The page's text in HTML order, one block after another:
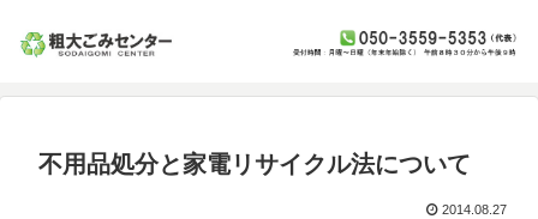
不用品処分と家電リサイクル法について
2014.08.27